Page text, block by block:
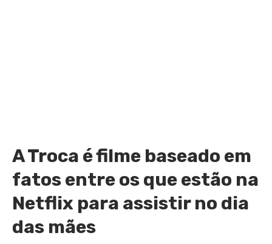
A Troca é filme baseado em
fatos entre os que estão na
Netflix para assistir no dia
das mães